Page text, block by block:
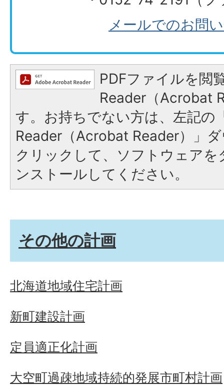
メールでのお問
PDFファイルを閲
Reader（Acrobat
す。お持ちでない方は、左記の
Reader（Acrobat Reader）」
クリックして、ソフトウェア
ンストールしてください。
その他の計画
北海道地域住宅計画
新町建設計画
定員適正化計画
大空町過疎地域持続的発展市町村計画